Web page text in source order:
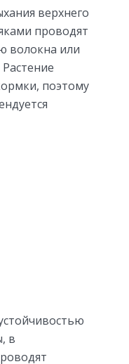
верхнего
проводят
волокна или
поэтому
в